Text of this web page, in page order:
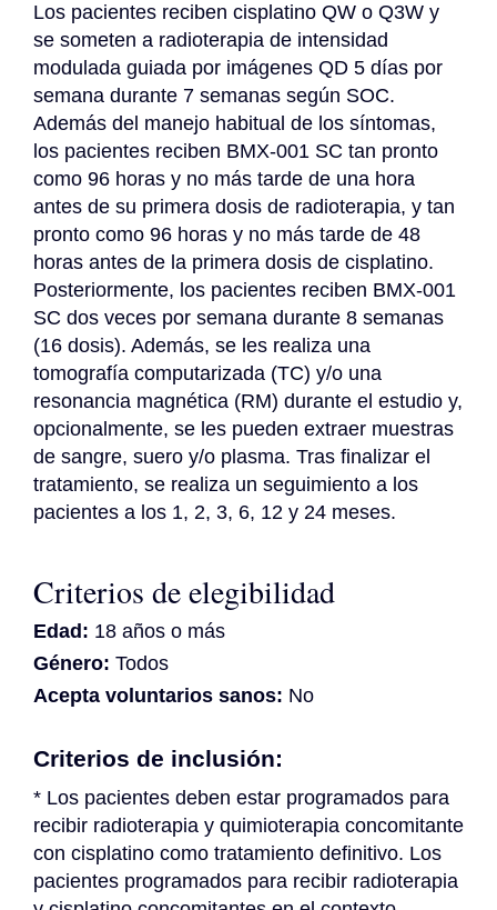
Los pacientes reciben cisplatino QW o Q3W y
se someten a radioterapia de intensidad
modulada guiada por imágenes QD 5 días por
semana durante 7 semanas según SOC.
Además del manejo habitual de los síntomas,
los pacientes reciben BMX-001 SC tan pronto
como 96 horas y no más tarde de una hora
antes de su primera dosis de radioterapia, y tan
pronto como 96 horas y no más tarde de 48
horas antes de la primera dosis de cisplatino.
Posteriormente, los pacientes reciben BMX-001
SC dos veces por semana durante 8 semanas
(16 dosis). Además, se les realiza una
tomografía computarizada (TC) y/o una
resonancia magnética (RM) durante el estudio y,
opcionalmente, se les pueden extraer muestras
de sangre, suero y/o plasma. Tras finalizar el
tratamiento, se realiza un seguimiento a los
pacientes a los 1, 2, 3, 6, 12 y 24 meses.
Criterios de elegibilidad
Edad: 18 años o más
Género: Todos
Acepta voluntarios sanos: No
Criterios de inclusión:
* Los pacientes deben estar programados para
recibir radioterapia y quimioterapia concomitante
con cisplatino como tratamiento definitivo. Los
pacientes programados para recibir radioterapia